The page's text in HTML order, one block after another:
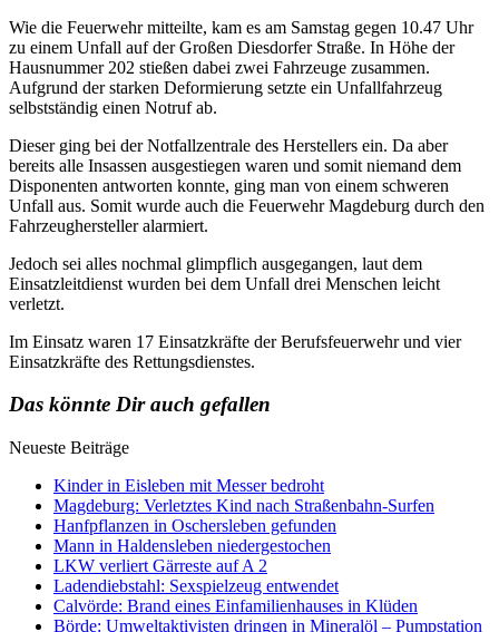
Wie die Feuerwehr mitteilte, kam es am Samstag gegen 10.47 Uhr
zu einem Unfall auf der Großen Diesdorfer Straße. In Höhe der
Hausnummer 202 stießen dabei zwei Fahrzeuge zusammen.
Aufgrund der starken Deformierung setzte ein Unfallfahrzeug
selbstständig einen Notruf ab.
Dieser ging bei der Notfallzentrale des Herstellers ein. Da aber
bereits alle Insassen ausgestiegen waren und somit niemand dem
Disponenten antworten konnte, ging man von einem schweren
Unfall aus. Somit wurde auch die Feuerwehr Magdeburg durch den
Fahrzeughersteller alarmiert.
Jedoch sei alles nochmal glimpflich ausgegangen, laut dem
Einsatzleitdienst wurden bei dem Unfall drei Menschen leicht
verletzt.
Im Einsatz waren 17 Einsatzkräfte der Berufsfeuerwehr und vier
Einsatzkräfte des Rettungsdienstes.
Das könnte Dir auch gefallen
Neueste Beiträge
Kinder in Eisleben mit Messer bedroht
Magdeburg: Verletztes Kind nach Straßenbahn-Surfen
Hanfpflanzen in Oschersleben gefunden
Mann in Haldensleben niedergestochen
LKW verliert Gärreste auf A 2
Ladendiebstahl: Sexspielzeug entwendet
Calvörde: Brand eines Einfamilienhauses in Klüden
Börde: Umweltaktivisten dringen in Mineralöl – Pumpstation